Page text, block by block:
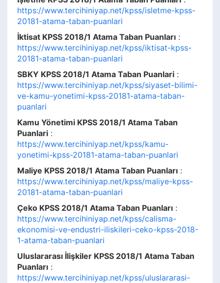
https://www.tercihiniyap.net/kpss/isletme-kpss-
20181-atama-taban-puanlari
İktisat KPSS 2018/1 Atama Taban Puanları :
https://www.tercihiniyap.net/kpss/iktisat-kpss-
20181-atama-taban-puanlari
SBKY KPSS 2018/1 Atama Taban Puanlari :
https://www.tercihiniyap.net/kpss/siyaset-bilimi-
ve-kamu-yonetimi-kpss-20181-atama-taban-
puanlari
Kamu Yönetimi KPSS 2018/1 Atama Taban
Puanlari :
https://www.tercihiniyap.net/kpss/kamu-
yonetimi-kpss-20181-atama-taban-puanlari
Maliye KPSS 2018/1 Atama Taban Puanları :
https://www.tercihiniyap.net/kpss/maliye-kpss-
20181-atama-taban-puanlari
Çeko KPSS 2018/1 Atama Taban Puanları :
https://www.tercihiniyap.net/kpss/calisma-
ekonomisi-ve-endustri-iliskileri-ceko-kpss-2018-
1-atama-taban-puanlari
Uluslararası İlişkiler KPSS 2018/1 Atama Taban
Puanları :
https://www.tercihiniyap.net/kpss/uluslararasi-